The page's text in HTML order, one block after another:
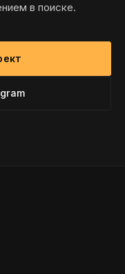
в поиске.